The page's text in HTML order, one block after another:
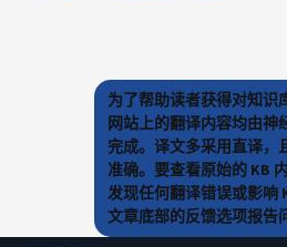
为了帮助读者获得对知识
网站上的翻译内容均由神
完成。译文多采用直译，
准确。要查看原始的 KB
发现任何翻译错误或影响
文章底部的反馈选项报告